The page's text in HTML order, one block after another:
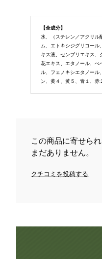
【全成分】
水、（スチレン／アクリル
ム、エトキシジグリコー
キス液、センブリエキス、
花エキス、エタノール、べ
ル、フェノキシエタノール
ン、黄４、黄５、青１、赤
この商品に寄せら
まだありません。
クチコミを投稿する